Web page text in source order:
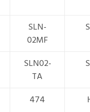
SLN-
02MF
SLN02-
TA
474